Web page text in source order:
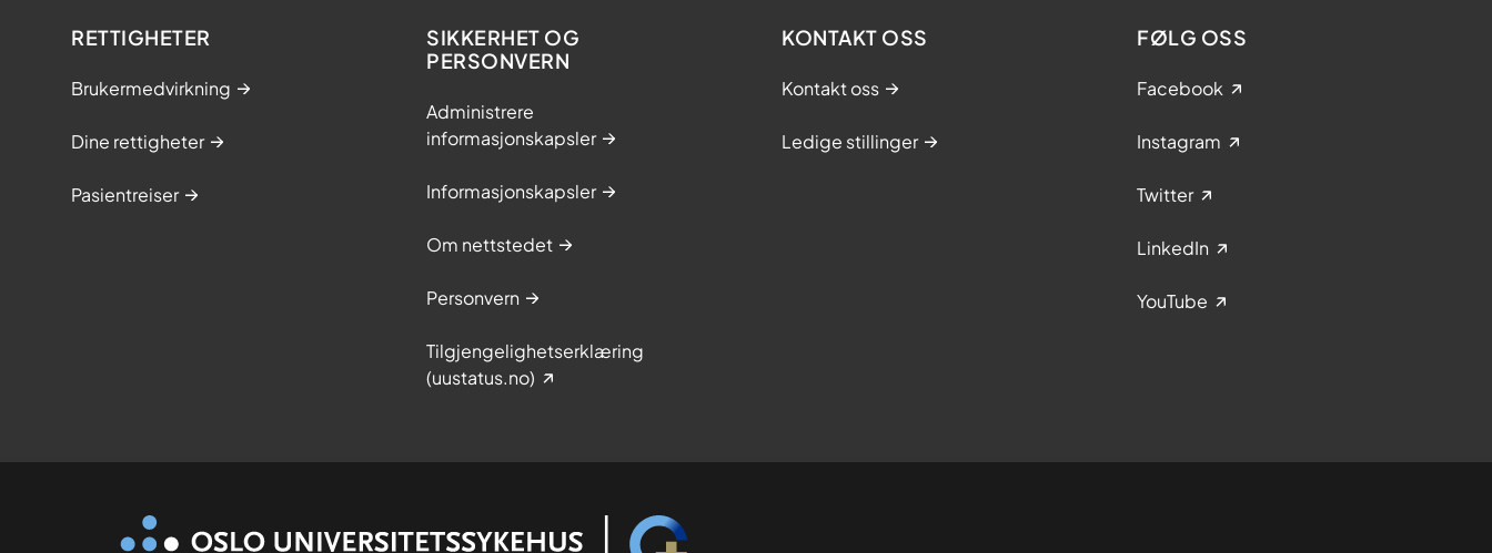
RETTIGHETER
Brukermedvirkning
Dine rettigheter
Pasientreiser
SIKKERHET OG
PERSONVERN
Administrere
informasjonskapsler
Informasjonskapsler
Om nettstedet
Personvern
Tilgjengelighetserklæring
(uustatus.no)
KONTAKT OSS
Kontakt oss
Ledige stillinger
FØLG OSS
Facebook
Instagram
Twitter
LinkedIn
YouTube